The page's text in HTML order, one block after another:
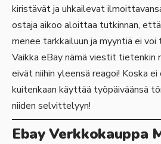
kiristävät ja uhkailevat
ostaja aikoo aloittaa tutkinnan,
menee tarkkailuun ja myyntiä ei voi
Vaikka eBay nämä viestit tietenkin
eivät niihin yleensä reagoi! Koska
kuitenkaan käyttää työpäiväänsä
niiden selvittelyyn!
Ebay Verkkokauppa